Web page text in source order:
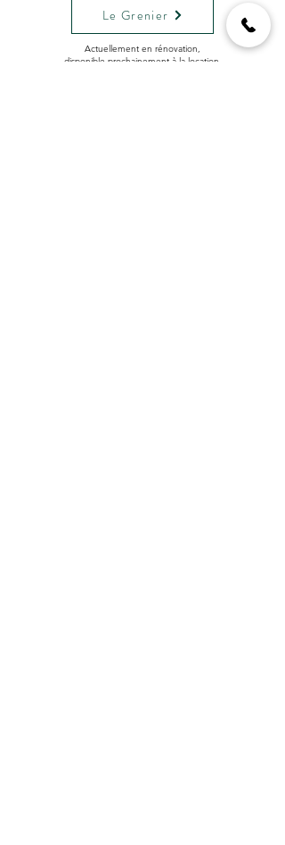
Le Grenier
Actuellement en rénovation,
disponible prochainement à la location.